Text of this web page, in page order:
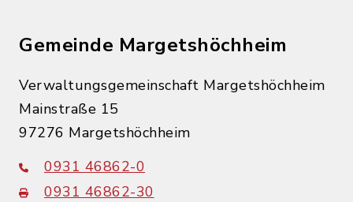
Gemeinde Margetshöchheim
Verwaltungsgemeinschaft Margetshöchheim
Mainstraße 15
97276 Margetshöchheim
0931 46862-0
0931 46862-30